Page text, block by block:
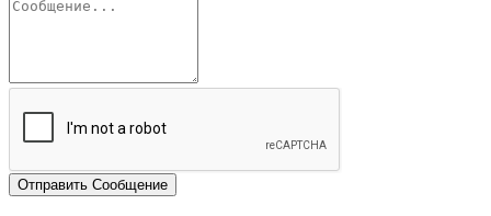
Отправить Сообщение